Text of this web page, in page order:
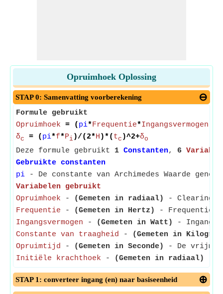
Opruimhoek Oplossing
STAP 0: Samenvatting voorberekening
Formule gebruikt
Opruimhoek = ( pi*Frequentie*Ingangsvermogen
δc = ( pi*f*Pi )/(2*H )*( tc )^2+δo
Deze formule gebruikt 1 Constanten, 6
Gebruikte constanten
pi - De constante van Archimedes Waarde
Variabelen gebruikt
Opruimhoek - (Gemeten in radiaal)
- Clearing
Frequentie - (Gemeten in Hertz)
- Frequentie
Ingangsvermogen - (Gemeten in Watt)
-
Constante van traagheid -
(Gemeten in
Opruimtijd - (Gemeten in Seconde)
- De
Initiële krachthoek - (Gemeten in radiaal)
STAP 1: converteer ingang (en) naar basiseenheid